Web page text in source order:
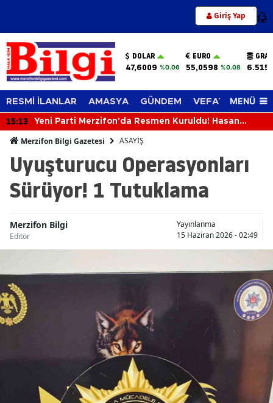
Giriş Yap 12
DOLAR
47,6009 %0.06
EURO
55,0598 %0.08
RESMİ İLANLAR AMASYA GÜNDEM VEFAT EDENLER
MENÜ
15:13
Yeni Parti Merzifon'da Resmen Kuruldu! Hasan
Merzifon Bilgi Gazetesi ASAYİŞ
Uyuşturucu Operasyonları
Sürüyor! 1 Tutuklama
Merzifon Bilgi
Editör
Yayınlanma
15 Haziran 2026 - 02:49